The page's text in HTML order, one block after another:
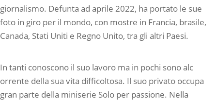
giornalismo. Defunta ad aprile 2022, ha portato le sue
foto in giro per il mondo, con mostre in Francia, brasile,
Canada, Stati Uniti e Regno Unito, tra gli altri Paesi.
In tanti conoscono il suo lavoro ma in pochi sono alc
orrente della sua vita difficoltosa. Il suo privato occupa
gran parte della miniserie Solo per passione. Nella